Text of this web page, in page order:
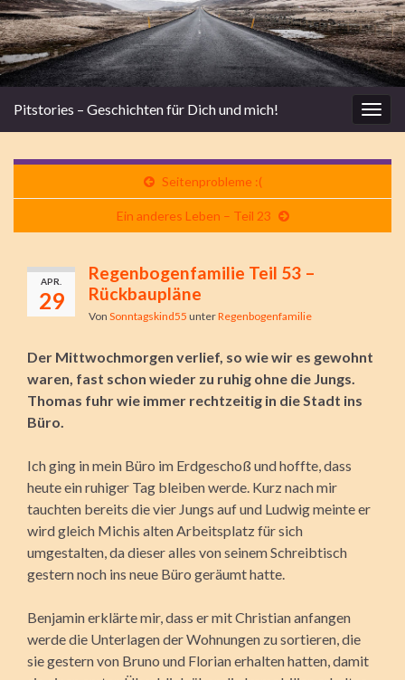
Pitstories – Geschichten für Dich und mich!
Seitenprobleme :(
Ein anderes Leben – Teil 23
APR.
29
Regenbogenfamilie Teil 53 –
Rückbaupläne
Von Sonntagskind55 unterRegenbogenfamilie
Der Mittwochmorgen verlief, so wie wir es gewohnt
waren, fast schon wieder zu ruhig ohne die Jungs.
Thomas fuhr wie immer rechtzeitig in die Stadt ins
Büro.
Ich ging in mein Büro im Erdgeschoß und hoffte, dass
heute ein ruhiger Tag bleiben werde. Kurz nach mir
tauchten bereits die vier Jungs auf und Ludwig meinte er
wird gleich Michis alten Arbeitsplatz für sich
umgestalten, da dieser alles von seinem Schreibtisch
gestern noch ins neue Büro geräumt hatte.
Benjamin erklärte mir, dass er mit Christian anfangen
werde die Unterlagen der Wohnungen zu sortieren, die
sie gestern von Bruno und Florian erhalten hatten, damit